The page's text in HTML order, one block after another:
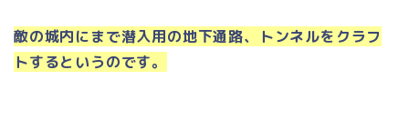
敵の城内にまで潜入用の地下通路、トンネルをクラフ
トするというのです。